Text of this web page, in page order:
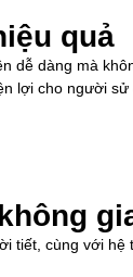
quả
dễ dàng mà
lợi cho người sử
tiết, cùng với